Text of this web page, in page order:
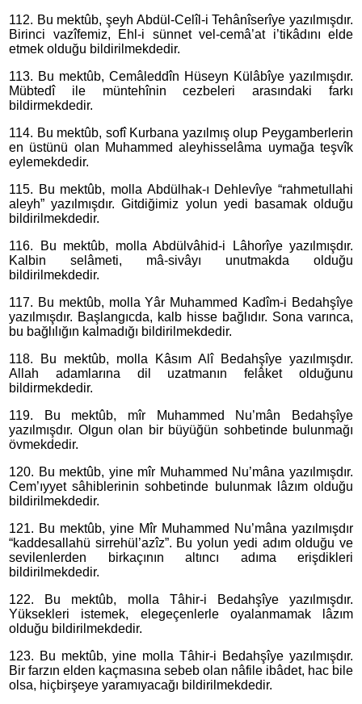
112. Bu mektûb, şeyh Abdül-Celîl-i Tehânîserîye yazılmışdır.
Birinci vazîfemiz, Ehl-i sünnet vel-cemâ’at i’tikâdını elde
etmek olduğu bildirilmekdedir.
113. Bu mektûb, Cemâleddîn Hüseyn Külâbîye yazılmışdır.
Mübtedî ile müntehînin cezbeleri arasındaki farkı
bildirmekdedir.
114. Bu mektûb, sofî Kurbana yazılmış olup Peygamberlerin
en üstünü olan Muhammed aleyhisselâma uymağa teşvîk
eylemekdedir.
115. Bu mektûb, molla Abdülhak-ı Dehlevîye “rahmetullahi
aleyh” yazılmışdır. Gitdiğimiz yolun yedi basamak olduğu
bildirilmekdedir.
116. Bu mektûb, molla Abdülvâhid-i Lâhorîye yazılmışdır.
Kalbin selâmeti, mâ-sivâyı unutmakda olduğu
bildirilmekdedir.
117. Bu mektûb, molla Yâr Muhammed Kadîm-i Bedahşîye
yazılmışdır. Başlangıcda, kalb hisse bağlıdır. Sona varınca,
bu bağlılığın kalmadığı bildirilmekdedir.
118. Bu mektûb, molla Kâsım Alî Bedahşîye yazılmışdır.
Allah adamlarına dil uzatmanın felâket olduğunu
bildirmekdedir.
119. Bu mektûb, mîr Muhammed Nu’mân Bedahşîye
yazılmışdır. Olgun olan bir büyüğün sohbetinde bulunmağı
övmekdedir.
120. Bu mektûb, yine mîr Muhammed Nu’mâna yazılmışdır.
Cem’ıyyet sâhiblerinin sohbetinde bulunmak lâzım olduğu
bildirilmekdedir.
121. Bu mektûb, yine Mîr Muhammed Nu’mâna yazılmışdır
“kaddesallahü sirrehül’azîz”. Bu yolun yedi adım olduğu ve
sevilenlerden birkaçının altıncı adıma erişdikleri
bildirilmekdedir.
122. Bu mektûb, molla Tâhir-i Bedahşîye yazılmışdır.
Yüksekleri istemek, elegeçenlerle oyalanmamak lâzım
olduğu bildirilmekdedir.
123. Bu mektûb, yine molla Tâhir-i Bedahşîye yazılmışdır.
Bir farzın elden kaçmasına sebeb olan nâfile ibâdet, hac bile
olsa, hiçbirşeye yaramıyacağı bildirilmekdedir.